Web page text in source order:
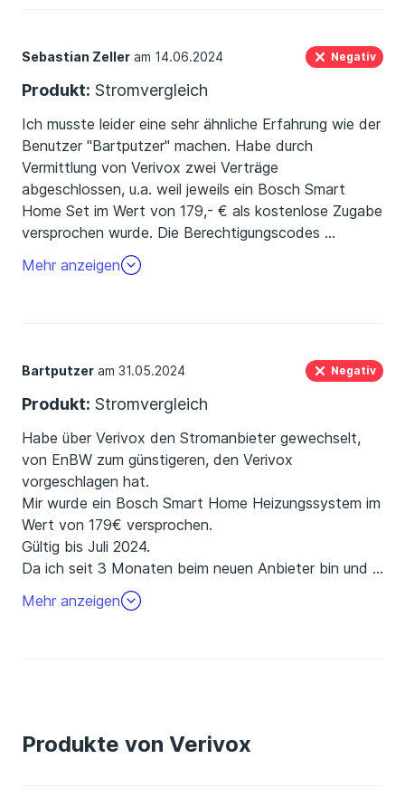
Sebastian Zeller am 14.06.2024 Negativ
Produkt: Stromvergleich
Ich musste leider eine sehr ähnliche Erfahrung wie der
Benutzer "Bartputzer" machen. Habe durch
Vermittlung von Verivox zwei Verträge
abgeschlossen, u.a. weil jeweils ein Bosch Smart
Home Set im Wert von 179,- € als kostenlose Zugabe
versprochen wurde. Die Berechtigungscodes …
für den Bezug der Sets, die mir laut Verivox per Email
zugesandt werden sollten, habe ich nie erahlten.
übergeben, die sich zeitnah bei mir melden sollte.
Doch es passierte nie etwas und der Zeitraum, in dem
die Einlösung der Codes möglich wäre, ist nun
beinahe verstrichen.
Mehr anzeigen
Bartputzer am 31.05.2024 Negativ
Produkt: Stromvergleich
Habe über Verivox den Stromanbieter gewechselt,
von EnBW zum günstigeren, den Verivox
vorgeschlagen hat.
Mir wurde ein Bosch Smart Home Heizungssystem im
Wert von 179€ versprochen.
Gültig bis Juli 2024.
Da ich seit 3 Monaten beim neuen Anbieter bin und …
von Verivox keinen Code zum Einlösen des Gutschein
erhalten habe, kontaktierte ich den Support.
Wir geben das weiter an die Abteilung.
Mehr anzeigen
Produkte von Verivox